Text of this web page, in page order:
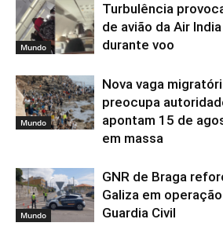
Mundo
Turbulência
de avião da Air
durante voo
Mundo
Nova vaga
preocupa
apontam 15 de
em massa
Mundo
GNR de Braga
Galiza em
Guardia Civil